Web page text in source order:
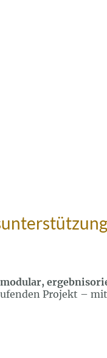
modular,
Projekt –